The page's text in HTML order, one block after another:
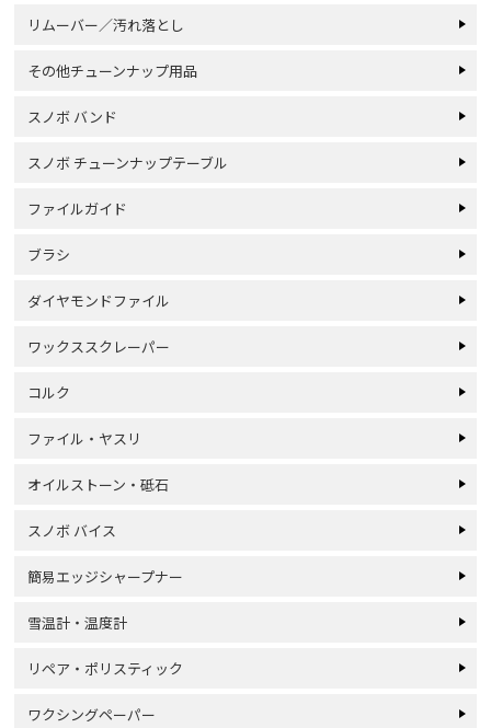
リムーバー／汚れ落とし
その他チューンナップ用品
スノボ バンド
スノボ チューンナップテーブル
ファイルガイド
ブラシ
ダイヤモンドファイル
ワックススクレーパー
コルク
ファイル・ヤスリ
オイルストーン・砥石
スノボ バイス
簡易エッジシャープナー
雪温計・温度計
リペア・ポリスティック
ワクシングペーパー